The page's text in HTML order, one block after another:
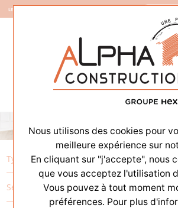
Nous utilisons des cookies pour
meilleure expérience sur
En cliquant sur "j'accepte", nous
que vous acceptez l'utilisation
Vous pouvez à tout moment
préférences. Pour plus